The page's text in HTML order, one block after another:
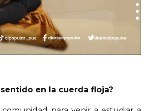
en la cuerda floja?